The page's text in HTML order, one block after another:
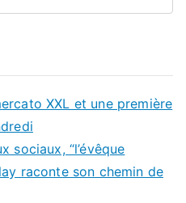
XXL et une première
sociaux, “l’évêque
raconte son chemin de